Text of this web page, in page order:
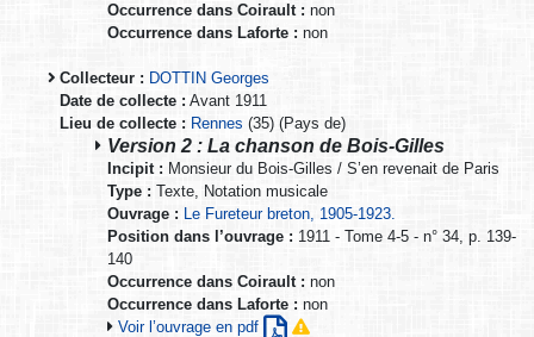
Occurrence dans Coirault : non
Occurrence dans Laforte : non
Collecteur : DOTTIN Georges
Date de collecte : Avant 1911
Lieu de collecte : Rennes (35) (Pays de)
Version 2 : La chanson de Bois-Gilles
Incipit : Monsieur du Bois-Gilles / S’en revenait de Paris
Type : Texte, Notation musicale
Ouvrage : Le Fureteur breton, 1905-1923.
Position dans l’ouvrage : 1911 - Tome 4-5 - n° 34, p. 139-
140
Occurrence dans Coirault : non
Occurrence dans Laforte : non
Voir l’ouvrage en pdf